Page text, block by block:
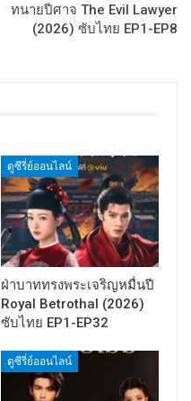
ทนายปีศาจ The Evil Lawyer
(2026) ซับไทย EP1-EP8
ดูซีรี่ย์ออนไลน์
ฝ่าบาททรงพระเจริญหมื่นปี
Royal Betrothal (2026)
ซับไทย EP1-EP32
ดูซีรี่ย์ออนไลน์